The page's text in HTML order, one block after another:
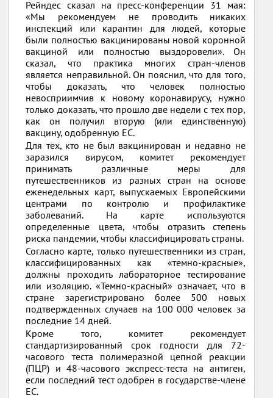
Рейндес сказал на пресс-конференции 31 мая:
«Мы рекомендуем не проводить никаких
инспекций или карантин для людей, которые
были полностью вакцинированы новой коронной
вакциной или полностью выздоровели». Он
сказал, что практика многих стран-членов
является неправильной. Он пояснил, что для того,
чтобы доказать, что человек полностью
невосприимчив к новому коронавирусу, нужно
только доказать, что прошло две недели с тех пор,
как он получил вторую (или единственную)
вакцину, одобренную ЕС.
Для тех, кто не был вакцинирован и недавно не
заразился вирусом, комитет рекомендует
принимать различные меры для
путешественников из разных стран на основе
еженедельных карт, выпускаемых Европейскими
центрами по контролю и профилактике
заболеваний. На карте используются
определенные цвета, чтобы отразить степень
риска пандемии, чтобы классифицировать страны.
Согласно карте, только путешественники из стран,
классифицированных как «темно-красные»,
должны проходить лабораторное тестирование
или изоляцию. «Темно-красный» означает, что в
стране зарегистрировано более 500 новых
подтвержденных случаев на 100 000 человек за
последние 14 дней.
Кроме того, комитет рекомендует
стандартизированный срок годности для 72-
часового теста полимеразной цепной реакции
(ПЦР) и 48-часового экспресс-теста на антиген,
если последний тест одобрен в государстве-члене
ЕС.